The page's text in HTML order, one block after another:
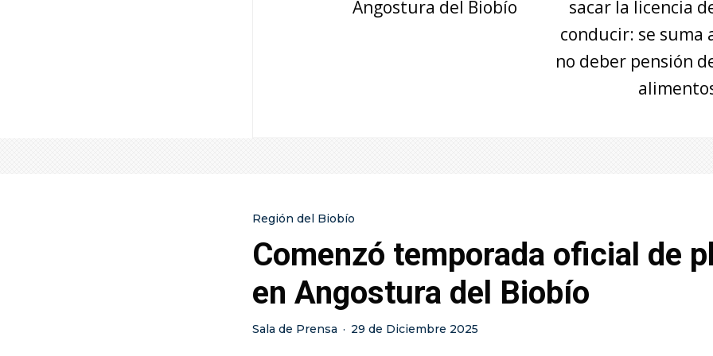
Angostura del Biobío
sacar la licencia
conducir: se suma
no deber pensión
Región del Biobío
Comenzó temporada oficial de
en Angostura del Biobío
Sala de Prensa · 29 de Diciembre 2025